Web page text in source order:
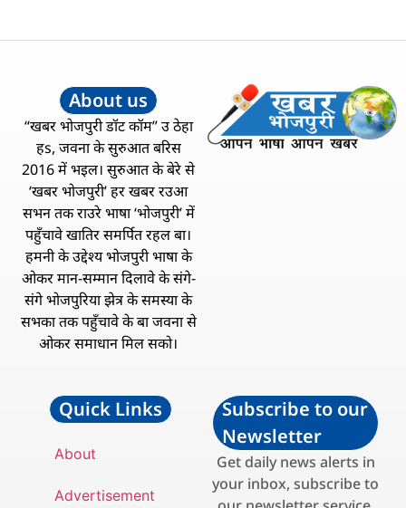
About us
“खबर भोजपुरी डॉट कॉम” उ ठेहा
हs, जवना के सुरुआत बरिस
2016 में भइल। सुरुआत के बेरे से
‘खबर भोजपुरी’ हर खबर रउआ
सभन तक राउरे भाषा ‘भोजपुरी’ में
पहुँचावे खातिर समर्पित रहल बा।
हमनी के उद्देश्य भोजपुरी भाषा के
ओकर मान-सम्मान दिलावे के संगे-
संगे भोजपुरिया झेत्र के समस्या के
सभका तक पहुँचावे के बा जवना से
ओकर समाधान मिल सको।
Quick Links
About
Advertisement
Subscribe to our
Newsletter
Get daily news alerts in
your inbox, subscribe to